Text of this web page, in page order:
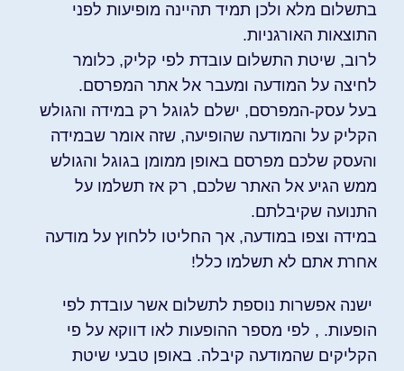
בתשלום מלא ולכן תמיד תהיינה מופיעות לפני
התוצאות האורגניות.
לרוב, שיטת התשלום עובדת לפי קליק, כלומר
לחיצה על המודעה ומעבר אל אתר המפרסם.
בעל עסק-המפרסם, ישלם לגוגל רק במידה והגולש
הקליק על והמודעה שהופיעה, שזה אומר שבמידה
והעסק שלכם מפרסם באופן ממומן בגוגל והגולש
ממש הגיע אל האתר שלכם, רק אז תשלמו על
התנועה שקיבלתם.
במידה וצפו במודעה, אך החליטו ללחוץ על מודעה
אחרת אתם לא תשלמו כלל!
ישנה אפשרות נוספת לתשלום אשר עובדת לפי
הופעות. , לפי מספר ההופעות לאו דווקא על פי
הקליקים שהמודעה קיבלה. באופן טבעי שיטת